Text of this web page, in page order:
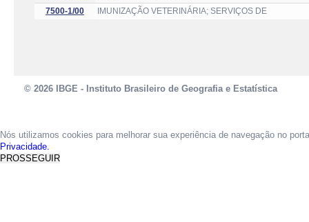
7500-1/00
IMUNIZAÇÃO VETERINÁRIA; SERVIÇOS DE
© 2026 IBGE - Instituto Brasileiro de Geografia e Estatística
Nós utilizamos cookies para melhorar sua experiência de navegação no
Privacidade.
PROSSEGUIR